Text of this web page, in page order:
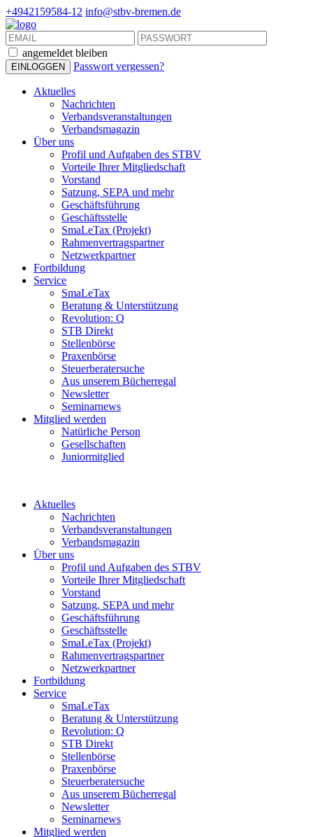
+4942159584-12 info@stbv-bremen.de
angemeldet bleiben
Passwort vergessen?
Aktuelles
Nachrichten
Verbandsveranstaltungen
Verbandsmagazin
Über uns
Profil und Aufgaben des STBV
Vorteile Ihrer Mitgliedschaft
Vorstand
Satzung, SEPA und mehr
Geschäftsführung
Geschäftsstelle
SmaLeTax (Projekt)
Rahmenvertragspartner
Netzwerkpartner
Fortbildung
Service
SmaLeTax
Beratung & Unterstützung
Revolution: Q
STB Direkt
Stellenbörse
Praxenbörse
Steuerberatersuche
Aus unserem Bücherregal
Newsletter
Seminarnews
Mitglied werden
Natürliche Person
Gesellschaften
Juniormitglied
Aktuelles
Nachrichten
Verbandsveranstaltungen
Verbandsmagazin
Über uns
Profil und Aufgaben des STBV
Vorteile Ihrer Mitgliedschaft
Vorstand
Satzung, SEPA und mehr
Geschäftsführung
Geschäftsstelle
SmaLeTax (Projekt)
Rahmenvertragspartner
Netzwerkpartner
Fortbildung
Service
SmaLeTax
Beratung & Unterstützung
Revolution: Q
STB Direkt
Stellenbörse
Praxenbörse
Steuerberatersuche
Aus unserem Bücherregal
Newsletter
Seminarnews
Mitglied werden